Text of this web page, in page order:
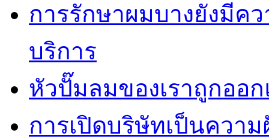
การรักษาผมบางยังมีค
บริการ
หัวปั๊มลมของเราถูกออ
การเปิดบริษัทเป็นควา